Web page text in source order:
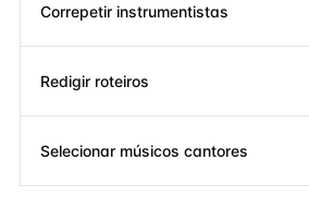
Correpetir instrumentistas
Redigir roteiros
Selecionar músicos cantores